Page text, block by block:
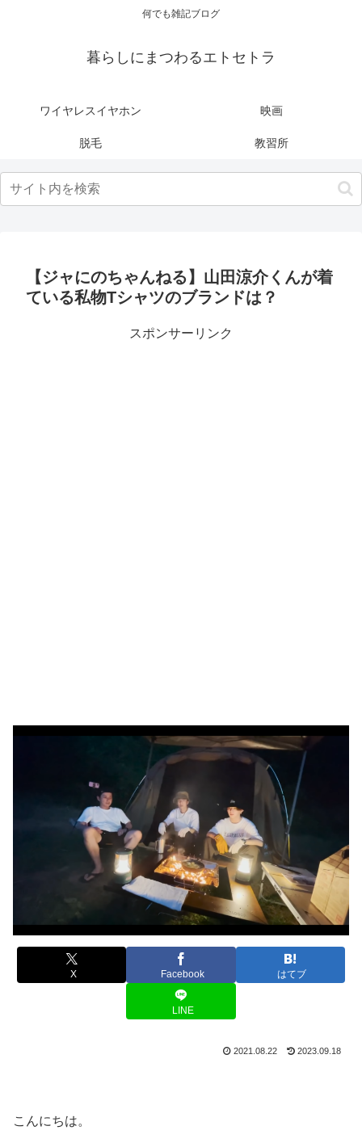
何でも雑記ブログ
暮らしにまつわるエトセトラ
ワイヤレスイヤホン 映画
脱毛 教習所
【ジャにのちゃんねる】山田涼介くんが着
ている私物Tシャツのブランドは？
スポンサーリンク
X Facebook はてブ
LINE
2021.08.22 2023.09.18
こんにちは。